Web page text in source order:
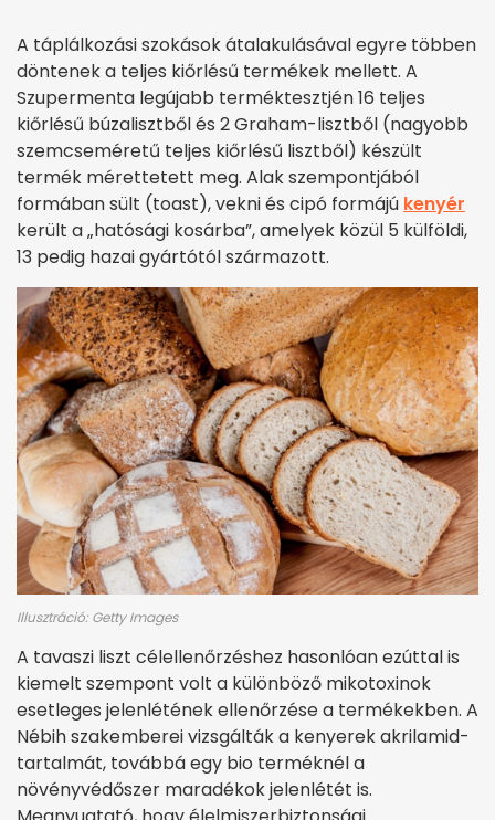
A táplálkozási szokások átalakulásával egyre többen
döntenek a teljes kiőrlésű termékek mellett. A
Szupermenta legújabb terméktesztjén 16 teljes
kiőrlésű búzalisztből és 2 Graham-lisztből (nagyobb
szemcseméretű teljes kiőrlésű lisztből) készült
termék mérettetett meg. Alak szempontjából
formában sült (toast), vekni és cipó formájú kenyér
került a „hatósági kosárba”, amelyek közül 5 külföldi,
13 pedig hazai gyártótól származott.
Illusztráció: Getty Images
A tavaszi liszt célellenőrzéshez hasonlóan ezúttal is
kiemelt szempont volt a különböző mikotoxinok
esetleges jelenlétének ellenőrzése a termékekben. A
Nébih szakemberei vizsgálták a kenyerek akrilamid-
tartalmát, továbbá egy bio terméknél a
növényvédőszer maradékok jelenlétét is.